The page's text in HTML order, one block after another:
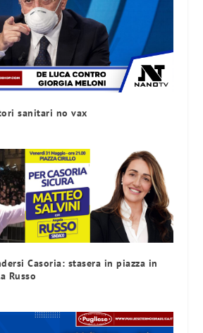
sanitari no vax
Casoria: stasera in piazza in
Russo